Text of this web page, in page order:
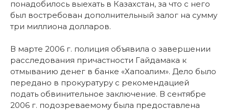
понадобилось выехать в Казахстан, за что с него
был востребован дополнительный залог на сумму
три миллиона долларов.
В марте 2006 г. полиция объявила о завершении
расследования причастности Гайдамака к
отмыванию денег в банке «Хапоалим». Дело было
передано в прокуратуру с рекомендацией
подать обвинительное заключение. В сентябре
2006 г. подозреваемому была предоставлена